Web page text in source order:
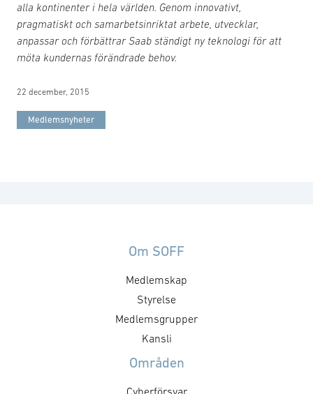
alla kontinenter i hela världen. Genom innovativt,
pragmatiskt och samarbetsinriktat arbete, utvecklar,
anpassar och förbättrar Saab ständigt ny teknologi för att
möta kundernas förändrade behov.
22 december, 2015
Medlemsnyheter
Om SOFF
Medlemskap
Styrelse
Medlemsgrupper
Kansli
Områden
Cyberförsvar